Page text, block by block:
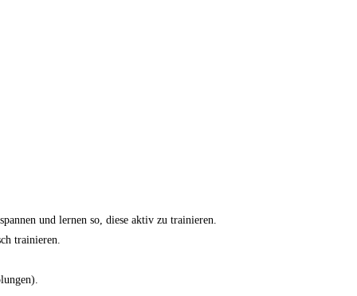
und lernen so, diese aktiv zu trainieren.
trainieren.